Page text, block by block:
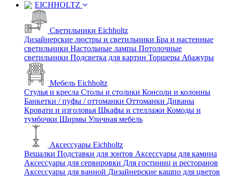
EICHHOLTZ
Светильники Eichholtz
Дизайнерские люстры и светильники Бра и настенные
светильники Настольные лампы Потолочные
светильники Подсветка для картин Торшеры Абажуры
Мебель Eichholtz
Стулья и кресла Столы и столики Консоли и колонны
Банкетки / пуфы / оттоманки Оттоманки Диваны
Кровати и изголовья Шкафы и стеллажи Комоды и
тумбочки Ширмы Уличная мебель
Аксессуары Eichholtz
Вешалки Подставки для зонтов Аксессуары для камина
Аксессуары для сервировки Для гостиниц и ресторанов
Аксессуары для ванной Дизайнерские кашпо для цветов